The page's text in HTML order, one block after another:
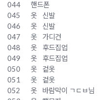
044
핸드폰
045
옷
신발
046
옷
신발
047
옷
가디건
048
옷
후드집업
049
옷
후드집업
050
옷
겉옷
051
옷
겉옷
052
옷
바람막이 ㄱㄷㅂ님